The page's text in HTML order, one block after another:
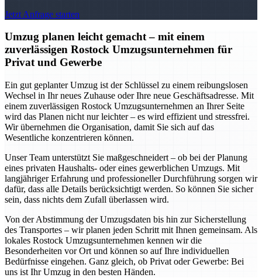
Jetzt Anfrage starten
Umzug planen leicht gemacht – mit einem
zuverlässigen Rostock Umzugsunternehmen für
Privat und Gewerbe
Ein gut geplanter Umzug ist der Schlüssel zu einem reibungslosen
Wechsel in Ihr neues Zuhause oder Ihre neue Geschäftsadresse. Mit
einem zuverlässigen Rostock Umzugsunternehmen an Ihrer Seite
wird das Planen nicht nur leichter – es wird effizient und stressfrei.
Wir übernehmen die Organisation, damit Sie sich auf das
Wesentliche konzentrieren können.
Unser Team unterstützt Sie maßgeschneidert – ob bei der Planung
eines privaten Haushalts- oder eines gewerblichen Umzugs. Mit
langjähriger Erfahrung und professioneller Durchführung sorgen wir
dafür, dass alle Details berücksichtigt werden. So können Sie sicher
sein, dass nichts dem Zufall überlassen wird.
Von der Abstimmung der Umzugsdaten bis hin zur Sicherstellung
des Transportes – wir planen jeden Schritt mit Ihnen gemeinsam. Als
lokales Rostock Umzugsunternehmen kennen wir die
Besonderheiten vor Ort und können so auf Ihre individuellen
Bedürfnisse eingehen. Ganz gleich, ob Privat oder Gewerbe: Bei
uns ist Ihr Umzug in den besten Händen.